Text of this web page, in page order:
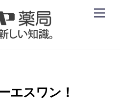
エスワン！